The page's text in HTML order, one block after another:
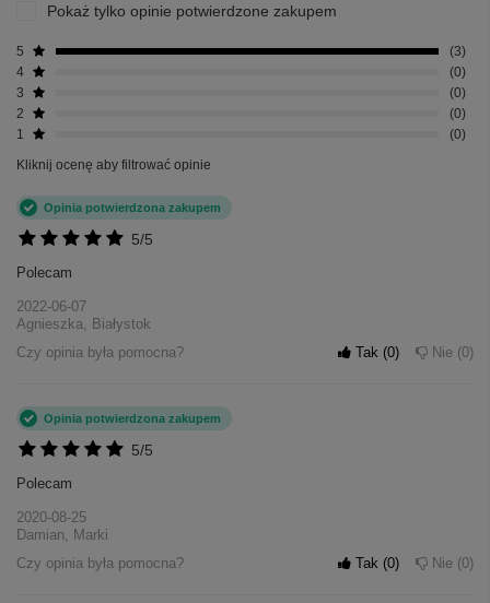
Pokaż tylko opinie potwierdzone zakupem
5
3
4
0
3
0
2
0
1
0
Kliknij ocenę aby filtrować opinie
5/5
Opinia potwierdzona zakupem
Polecam
2022-06-07
Agnieszka, Białystok
Czy opinia była pomocna?
Tak 0 Nie 0
5/5
Opinia potwierdzona zakupem
Polecam
2020-08-25
Damian, Marki
Czy opinia była pomocna?
Tak 0 Nie 0